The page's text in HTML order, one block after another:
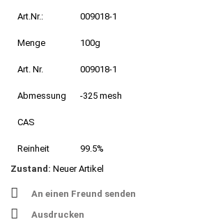
Art.Nr.: 009018-1
Menge 100g
Art. Nr. 009018-1
Abmessung -325 mesh
CAS
Reinheit
99.5%
Zustand: Neuer Artikel
An einen Freund senden
Ausdrucken